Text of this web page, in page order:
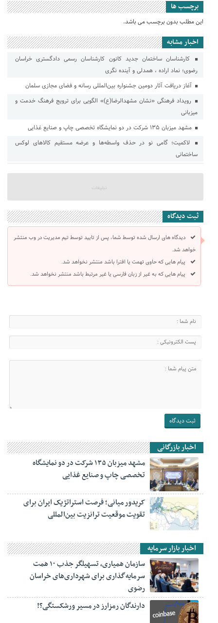
برچسب ها
این مطلب بدون برچسب می باشد.
اخبار مشابه
کارشناسان ساختمان جدید کانون کارشناسان رسمی دادگستری خراسان
رضوی؛ نماد اراده ، همدلی و آینده نگری
آغاز دریافت آثار دومین جشنواره بین‌المللی رسانه و فضای مجازی سلمان
رویداد فرهنگی «نشان مشهدالرضا(ع)» الگویی برای ترویج فرهنگ خدمت و
میزبانی
مشهد میزبان ۱۳۵ شرکت در دو نمایشگاه تخصصی چاپ و صنایع غذایی
لاکمیت؛ گامی نو در حذف واسطه‌ها و عرضه مستقیم کالاهای لوکس
ساختمانی
ثبت دیدگاه
دیدگاه های ارسال شده توسط شما، پس از تایید توسط تیم مدیریت در وب منتشر
خواهد شد.
پیام هایی که حاوی تهمت یا افترا باشد منتشر نخواهد شد.
پیام هایی که به غیر از زبان فارسی یا غیر مرتبط باشد منتشر نخواهد شد.
اخبار بازرگانی
مشهد میزبان ۱۳۵ شرکت در دو نمایشگاه
تخصصی چاپ و صنایع غذایی
کریدور میانی؛ فرصت استراتژیک ایران برای
تقویت موقعیت ترانزیت بین‌المللی
اخبار بازار سرمایه
سازمان همیاری، تسهیلگر جذب ۱۰ همت
سرمایه‌گذاری برای شهرداری‌های خراسان
رضوی
دارندگان رمزارز در مسیر ورشکستگی؟!